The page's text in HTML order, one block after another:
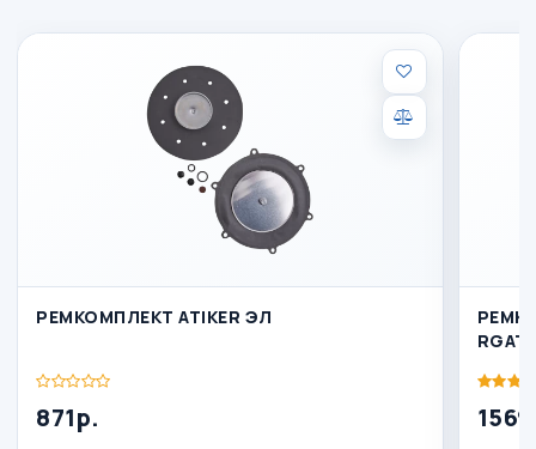
РЕМКОМПЛЕКТ ATIKER ЭЛ
871р.